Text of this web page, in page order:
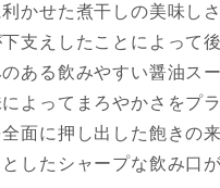
かせた煮干しの美味し
支えしたことによって
ある飲みやすい醤油ス
よってまろやかさをプ
面に押し出した飽きの
したシャープな飲み口